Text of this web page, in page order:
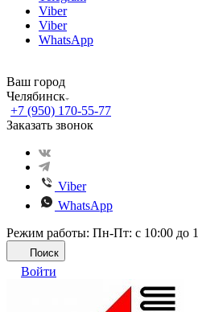
Viber
Viber
WhatsApp
Ваш город
Челябинск
+7 (950) 170-55-77
Заказать звонок
Viber
WhatsApp
Режим работы: Пн-Пт: с 10:00 до
Поиск
Войти